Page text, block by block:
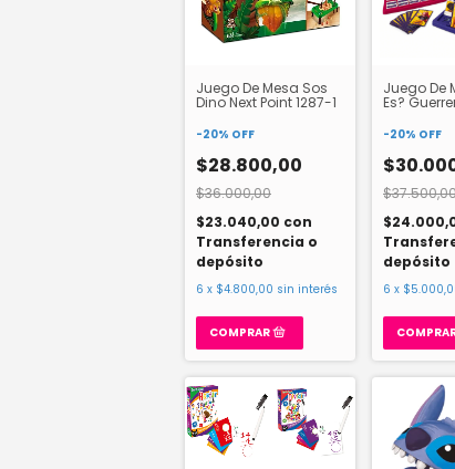
Juego De Mesa Sos
Dino Next Point 1287-1
-20% OFF
$28.800,00
$36.000,00
$23.040,00 con
Transferencia o
depósito
6 x $4.800,00 sin interés
Juego De
Es?
-20% OFF
depósito
6 x